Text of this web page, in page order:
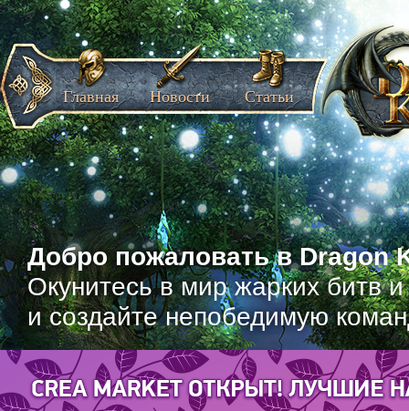
Добро пожаловать в Dragon
Окунитесь в мир жарких битв
и создайте непобедимую
Главная Новости Статьи